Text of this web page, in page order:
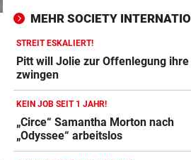
noch nicht vorbei
BEAMTE SIND AM ZUG vor 6
Feilschen um neue
geht munter weiter
POLIZEI SUCHT HINWEISE vor 7
Goldkettenräuber von Graz:
Weitere Opfer vermutet
MEHR SOCIETY
STREIT ESKALIERT!
Pitt will Jolie zur Offenlegung ihre
zwingen
KEIN JOB SEIT 1 JAHR!
„Circe“ Samantha Morton nach
„Odyssee“ arbeitslos